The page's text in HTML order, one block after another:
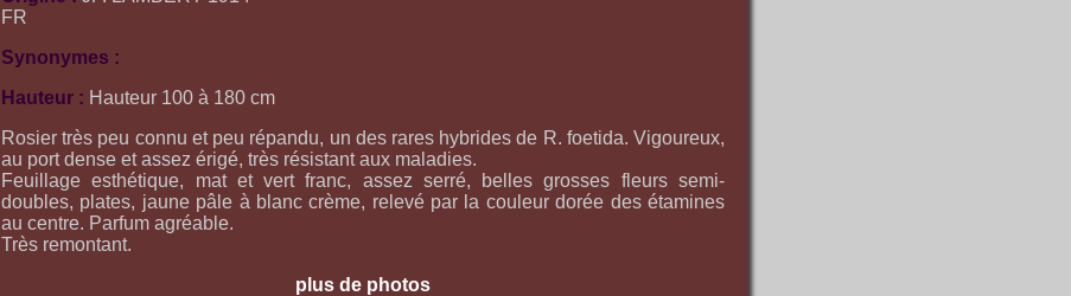
FR
Synonymes :
Hauteur : Hauteur 100 à 180 cm
Rosier très peu connu et peu répandu, un des rares hybrides de R. foetida. Vigoureux,
au port dense et assez érigé, très résistant aux maladies.
Feuillage esthétique, mat et vert franc, assez serré, belles grosses fleurs semi-
doubles, plates, jaune pâle à blanc crème, relevé par la couleur dorée des étamines
au centre. Parfum agréable.
Très remontant.
plus de photos